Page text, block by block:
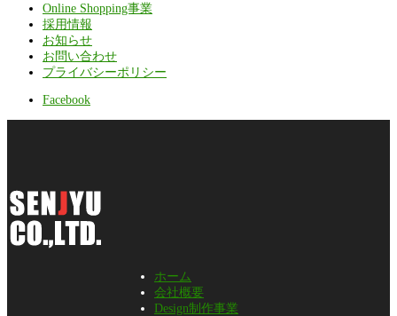
Online Shopping事業
採用情報
お知らせ
お問い合わせ
プライバシーポリシー
Facebook
ホーム
会社概要
Design制作事業